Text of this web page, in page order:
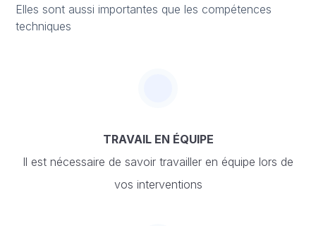
Elles sont aussi importantes que les compétences
techniques
TRAVAIL EN ÉQUIPE
Il est nécessaire de savoir travailler en équipe lors de
vos interventions